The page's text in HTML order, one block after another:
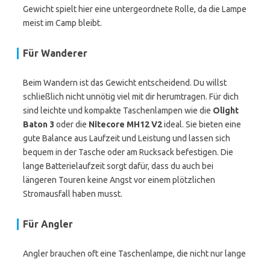
Gewicht spielt hier eine untergeordnete Rolle, da die Lampe
meist im Camp bleibt.
Für Wanderer
Beim Wandern ist das Gewicht entscheidend. Du willst
schließlich nicht unnötig viel mit dir herumtragen. Für dich
sind leichte und kompakte Taschenlampen wie die Olight
Baton 3 oder die Nitecore MH12 V2ideal. Sie bieten eine
gute Balance aus Laufzeit und Leistung und lassen sich
bequem in der Tasche oder am Rucksack befestigen. Die
lange Batterielaufzeit sorgt dafür, dass du auch bei
längeren Touren keine Angst vor einem plötzlichen
Stromausfall haben musst.
Für Angler
Angler brauchen oft eine Taschenlampe, die nicht nur lange